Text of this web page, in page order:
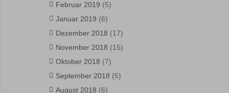
Februar 2019 (5)
Januar 2019 (6)
Dezember 2018 (17)
November 2018 (15)
Oktober 2018 (7)
September 2018 (5)
August 2018 (6)